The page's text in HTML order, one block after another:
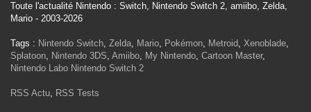
Toute l'actualité Nintendo : Switch, Nintendo Switch 2, amiibo, Zelda,
Mario - 2003-2026
Tags : Nintendo Switch, Zelda, Mario, Pokémon, Metroid, Xenoblade,
Splatoon, Nintendo 3DS, Amiibo, My Nintendo, Cartoon Master,
Nintendo Labo Nintendo Switch 2
RSS Actu, RSS Tests